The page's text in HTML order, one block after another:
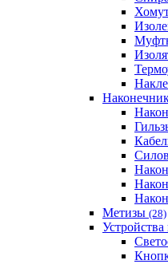
Метизы (28)